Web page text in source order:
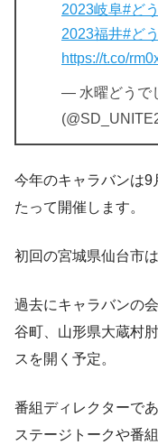
2023岐阜#ど
2023福井#ど
https://t.co/
— 水曜どうで
今年のキャラバンは
たって開催します。
初回の宮城県仙台市
過去にキャラバンの
谷町、山形県大蔵村
スを開く予定。
番組ディレクターで
ステージトークや番